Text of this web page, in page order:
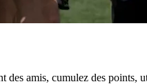
des amis, cumulez des